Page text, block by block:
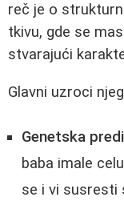
reč je o
tkivu, gde se
stvarajući
Glavni uzroci
Genetska
baba imale
se i vi susresti